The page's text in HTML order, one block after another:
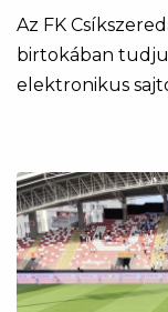
Az FK
birtokában
elektronikus